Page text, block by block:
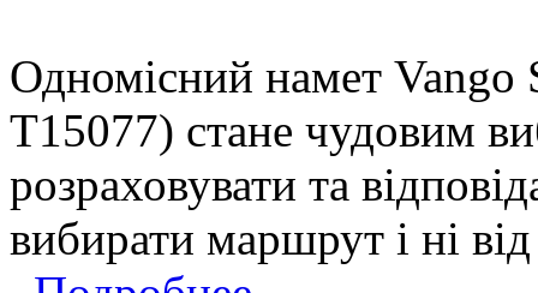
Одномісний намет
T15077) стане чудовим
розраховувати та
вибирати маршрут і ні